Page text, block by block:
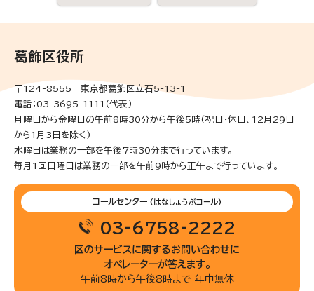
葛飾区役所
〒124-8555 東京都葛飾区立石5-13-1
電話：03-3695-1111（代表）
月曜日から金曜日の午前8時30分から午後5時(祝日・休日、12月29日
から1月3日を除く)
水曜日は業務の一部を午後7時30分まで行っています。
毎月1回日曜日は業務の一部を午前9時から正午まで行っています。
コールセンター (はなしょうぶコール)
03-6758-2222
区のサービスに関するお問い合わせに
オペレーターが答えます。
午前8時から午後8時まで 年中無休